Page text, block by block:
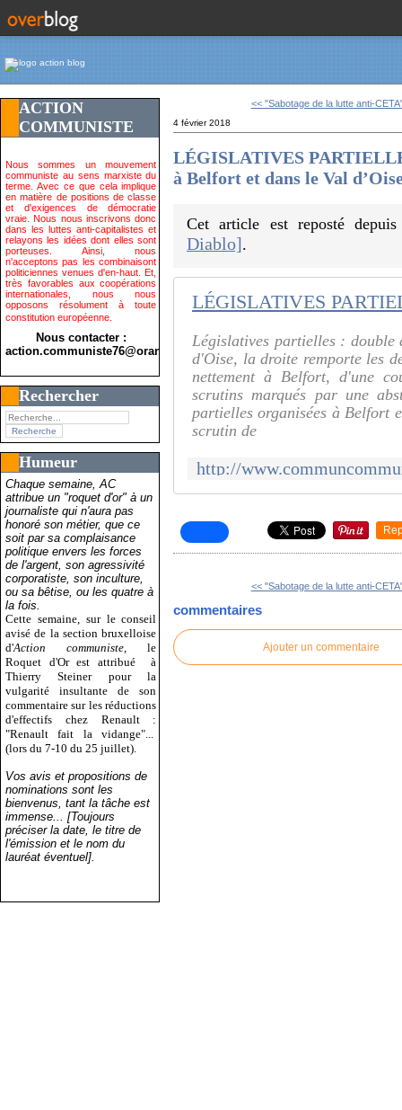
ACTION
COMMUNISTE
Nous sommes un mouvement
communiste au sens marxiste du
terme. Avec ce que cela implique
en matière de positions de classe
et d'exigences de démocratie
vraie. Nous nous inscrivons donc
dans les luttes anti-capitalistes et
relayons les idées dont elles sont
porteuses. Ainsi, nous
n'acceptons pas les combinaisont
politiciennes venues d'en-haut. Et,
très favorables aux coopérations
internationales, nous nous
opposons résolument à toute
constitution européenne.
Nous contacter :
action.communiste76@orange.fr>
Rechercher
Humeur
Chaque semaine, AC
attribue un "roquet d'or" à un
journaliste qui n'aura pas
honoré son métier, que ce
soit par sa complaisance
politique envers les forces
de l'argent, son agressivité
corporatiste, son inculture,
ou sa bêtise, ou les quatre à
la fois.
Cette semaine, sur le conseil
avisé de la section bruxelloise
d'Action communiste , le
Roquet d'Or est attribué
à
Thierry Steiner pour la
vulgarité insultante de son
commentaire sur les réductions
d'effectifs chez Renault :
"Renault fait la vidange"...
(lors du 7-10 du 25 juillet).
Vos avis et propositions de
nominations sont les
bienvenus, tant la tâche est
immense... [Toujours
préciser la date, le titre de
l'émission et le nom du
lauréat éventuel].
<< "Sabotage de la lutte anti-
4 février 2018
LÉGISLATIVES
à Belfort et dans le Val
Cet article est reposté
Diablo].
Législatives partielles :
d'Oise, la droite remporte les
nettement à Belfort, d'une
scrutins marqués par une
partielles organisées à Belfort
scrutin de
<< "Sabotage de la lutte anti-
commentaires
Ajouter un commentaire